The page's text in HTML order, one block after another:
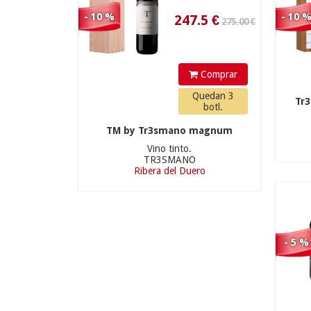
PÉREZ PASCUAS
(3)
BODEGAS LA HORRA
BODEGAS LEDA
BODEGAS LERMA(2)
BODEGAS LÓPEZ
- 10 %
Comprar
Quedan 3
botl.
TM by Tr3smano magnum
Vino tinto.
TR3SMANO
Ribera del Duero
- 10
- 5 %
44.90 €